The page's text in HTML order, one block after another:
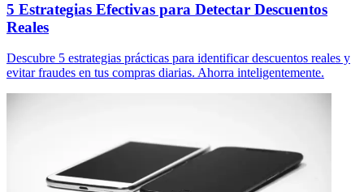
5 Estrategias Efectivas para Detectar Descuentos
Reales
Descubre 5 estrategias prácticas para identificar descuentos reales y
evitar fraudes en tus compras diarias. Ahorra inteligentemente.